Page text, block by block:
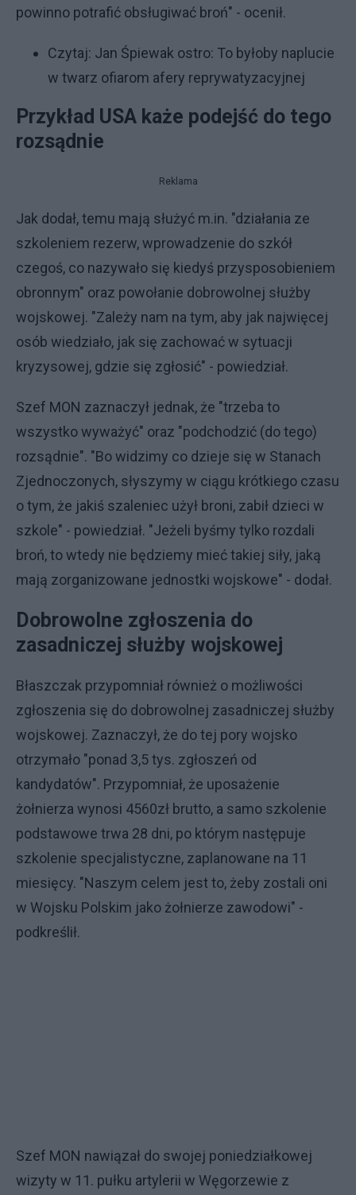
powinno potrafić obsługiwać broń" - ocenił.
Czytaj: Jan Śpiewak ostro: To byłoby naplucie
w twarz ofiarom afery reprywatyzacyjnej
Przykład USA każe podejść do tego
rozsądnie
Reklama
Jak dodał, temu mają służyć m.in. "działania ze
szkoleniem rezerw, wprowadzenie do szkół
czegoś, co nazywało się kiedyś przysposobieniem
obronnym" oraz powołanie dobrowolnej służby
wojskowej. "Zależy nam na tym, aby jak najwięcej
osób wiedziało, jak się zachować w sytuacji
kryzysowej, gdzie się zgłosić" - powiedział.
Szef MON zaznaczył jednak, że "trzeba to
wszystko wyważyć" oraz "podchodzić (do tego)
rozsądnie". "Bo widzimy co dzieje się w Stanach
Zjednoczonych, słyszymy w ciągu krótkiego czasu
o tym, że jakiś szaleniec użył broni, zabił dzieci w
szkole" - powiedział. "Jeżeli byśmy tylko rozdali
broń, to wtedy nie będziemy mieć takiej siły, jaką
mają zorganizowane jednostki wojskowe" - dodał.
Dobrowolne zgłoszenia do
zasadniczej służby wojskowej
Błaszczak przypomniał również o możliwości
zgłoszenia się do dobrowolnej zasadniczej służby
wojskowej. Zaznaczył, że do tej pory wojsko
otrzymało "ponad 3,5 tys. zgłoszeń od
kandydatów". Przypomniał, że uposażenie
żołnierza wynosi 4560zł brutto, a samo szkolenie
podstawowe trwa 28 dni, po którym następuje
szkolenie specjalistyczne, zaplanowane na 11
miesięcy. "Naszym celem jest to, żeby zostali oni
w Wojsku Polskim jako żołnierze zawodowi" -
podkreślił.
Szef MON nawiązał do swojej poniedziałkowej
wizyty w 11. pułku artylerii w Węgorzewie z